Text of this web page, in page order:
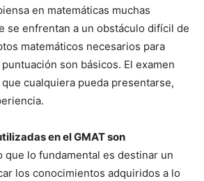
en matemáticas muchas
se enfrentan a un obstáculo difícil de
matemáticos necesarios para
son básicos. El examen
cualquiera pueda presentarse,
en el GMAT son
que lo fundamental es destinar un
los conocimientos adquiridos a lo